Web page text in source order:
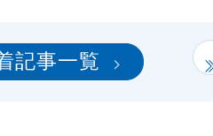
記事一覧